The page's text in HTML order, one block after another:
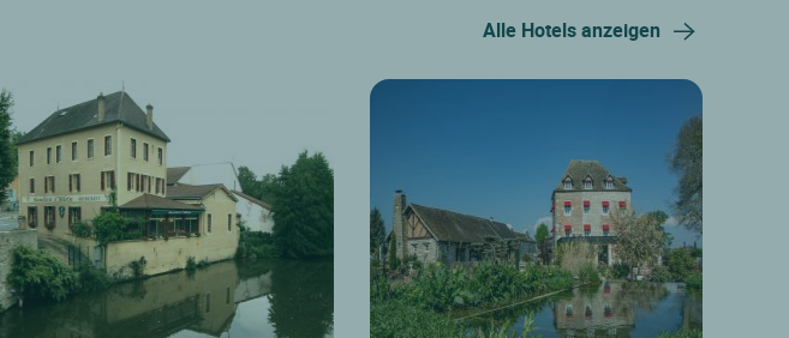
Alle Hotels anzeigen